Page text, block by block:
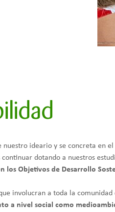
ideario y se concreta en
dotando a nuestros
los Objetivos de Desarrollo
involucran a toda la
a nivel social como